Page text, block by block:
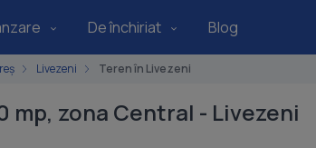
De închiriat Blog
Livezeni Teren în Livezeni
mp, zona Central - Livezeni